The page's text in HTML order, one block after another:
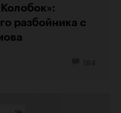
разбойника с